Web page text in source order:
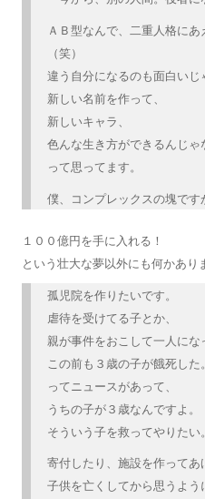
ＡＢ型なんで、二重人格に
（笑）
違う自分になるのも面白いじ
新しい名前を作って、
新しいキャラ、
色んな生き方ができるんじゃ
って思ってます。
僕、コンプレックスの塊です
１００億円を手に入れる！
という壮大な夢以外にも何かあり
孤児院を作りたいです。
虐待を受けてる子とか、
親が事件をおこして一人にな
この前も３歳の子が餓死した。
ってニュースがあって、
うちの子が３歳なんですよ。
そういう子を救ってやりたい。
寄付したり、施設を作ってあ
子供を亡くしてから思うよう